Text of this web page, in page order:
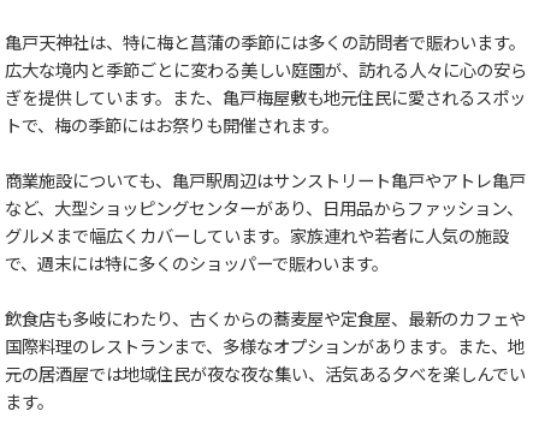
亀戸天神社は、特に梅と菖蒲の季節には多くの訪問者で賑わいます。
広大な境内と季節ごとに変わる美しい庭園が、訪れる人々に心の安ら
ぎを提供しています。また、亀戸梅屋敷も地元住民に愛されるスポッ
トで、梅の季節にはお祭りも開催されます。
商業施設についても、亀戸駅周辺はサンストリート亀戸やアトレ亀戸
など、大型ショッピングセンターがあり、日用品からファッション、
グルメまで幅広くカバーしています。家族連れや若者に人気の施設
で、週末には特に多くのショッパーで賑わいます。
飲食店も多岐にわたり、古くからの蕎麦屋や定食屋、最新のカフェや
国際料理のレストランまで、多様なオプションがあります。また、地
元の居酒屋では地域住民が夜な夜な集い、活気ある夕べを楽しんでい
ます。